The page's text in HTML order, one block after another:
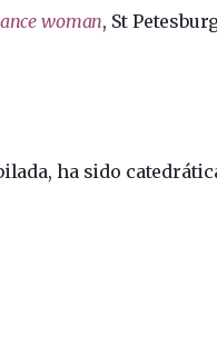
woman, St
ha sido